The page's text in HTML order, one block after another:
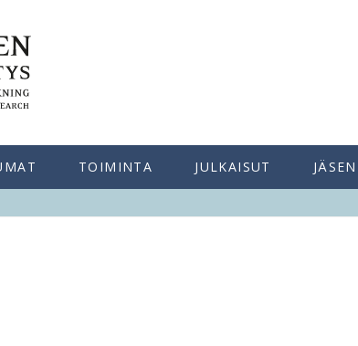
TOIMINTA JULKAISUT